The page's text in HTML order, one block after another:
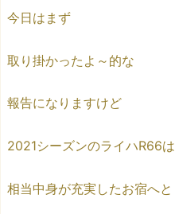
今日はまず
取り掛かったよ～的な
報告になりますけど
2021シーズンのライハR66は
相当中身が充実したお宿へと